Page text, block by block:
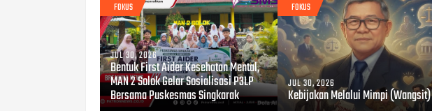
FOKUS
JUL 30, 2026
Bentuk First Aider Kesehatan Mental,
MAN 2 Solok Gelar Sosialisasi P3LP
Bersama Puskesmas Singkarak
FOKUS
JUL 30, 2026
Kebijakan Melalui Mimpi (Wangsit)